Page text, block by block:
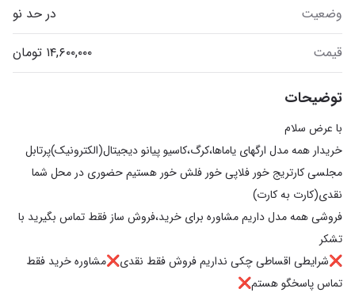
وضعیت
در حد نو
قیمت
توضیحات
خریدار همه مدل ارگهای یاماها،کرگ،کاسیو پیانو دیجیتال(الکترونیک)پرتابل
مجلسی کارتریج خور فلاپی خور فلش خور هستیم حضوری در محل شما
فروشی همه مدل داریم مشاوره برای خرید،فروش ساز فقط تماس بگیرید با
❌️شرایطی اقساطی چکی نداریم فروش فقط نقدی❌️مشاوره خرید فقط
تماس پاسخگو هستم❌️